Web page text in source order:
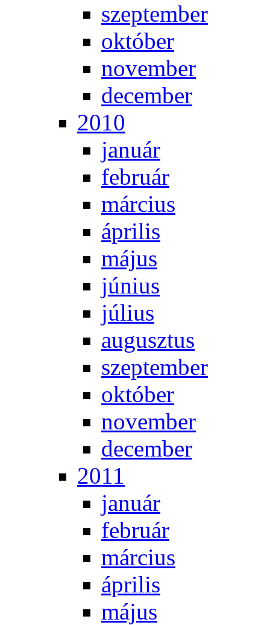
szep­tem­ber
ok­tó­ber
no­vem­ber
de­cem­ber
2010
ja­nu­ár
feb­ru­ár
már­ci­us
áp­ri­lis
má­jus
jú­ni­us
jú­li­us
au­gusz­tus
szep­tem­ber
ok­tó­ber
no­vem­ber
de­cem­ber
2011
ja­nu­ár
feb­ru­ár
már­ci­us
áp­ri­lis
má­jus